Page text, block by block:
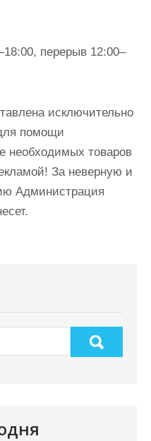
перерыв 12:00–
исключительно
помощи
необходимых товаров
За неверную и
Администрация